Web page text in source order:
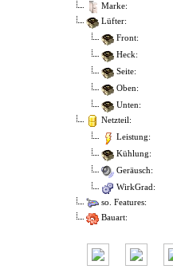
Marke:
Lüfter:
Front:
Heck:
Seite:
Oben:
Unten:
Netzteil:
Leistung:
Kühlung:
Geräusch:
WirkGrad:
so. Features:
Bauart: